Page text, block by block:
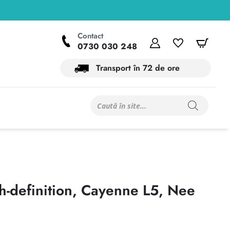
Contact
0730 030 248
Contul meuWishlist
Transport în 72 de ore
Products
definition, Cayenne L5, Nee